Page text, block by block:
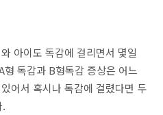
아이도 독감에 걸리면서 몇일
독감과 B형독감 증상은 어느
어서 혹시나 독감에 걸렸다면 두
.